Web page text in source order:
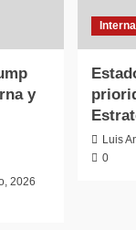
y
2026
Luis
0